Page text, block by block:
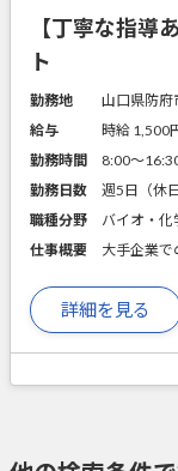
【丁寧な指導
ト
勤務地
山口県防府
給与
時給 1,500
勤務時間
8:00～
勤務日数
週5日（休
職種分野
バイオ・化
仕事概要
大手企業で
詳細を見る